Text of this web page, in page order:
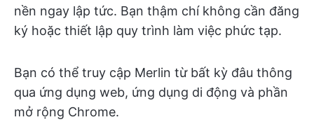
nền ngay lập tức. Bạn thậm chí không cần đăng
ký hoặc thiết lập quy trình làm việc phức tạp.
Bạn có thể truy cập Merlin từ bất kỳ đâu thông
qua ứng dụng web, ứng dụng di động và phần
mở rộng Chrome.